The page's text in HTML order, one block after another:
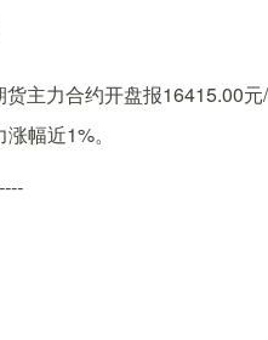
主力合约开盘报16415.00
幅近1%。
----